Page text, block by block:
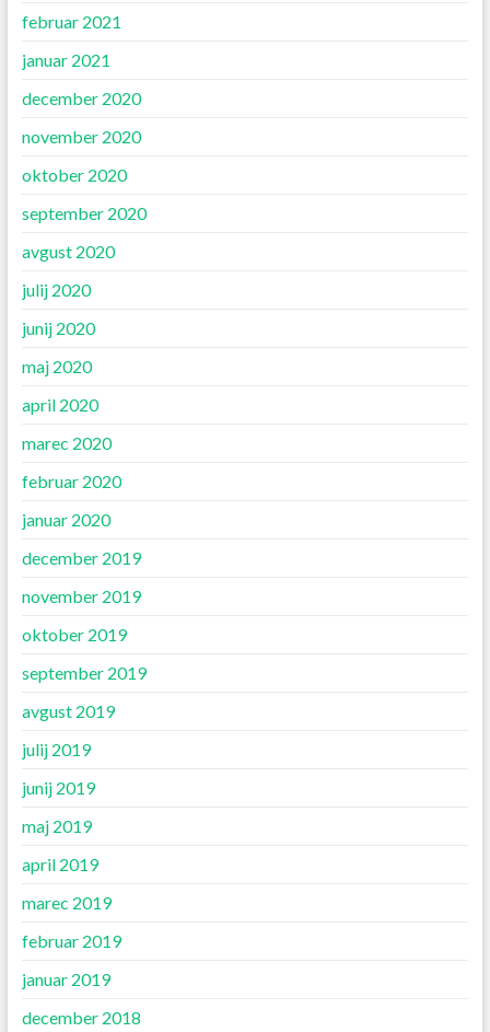
februar 2021
januar 2021
december 2020
november 2020
oktober 2020
september 2020
avgust 2020
julij 2020
junij 2020
maj 2020
april 2020
marec 2020
februar 2020
januar 2020
december 2019
november 2019
oktober 2019
september 2019
avgust 2019
julij 2019
junij 2019
maj 2019
april 2019
marec 2019
februar 2019
januar 2019
december 2018